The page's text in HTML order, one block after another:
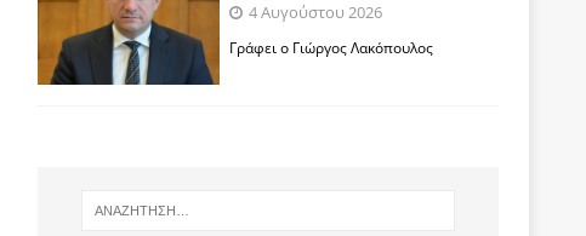
4 Αυγούστου 2026
Γράφει ο Γιώργος Λακόπουλος